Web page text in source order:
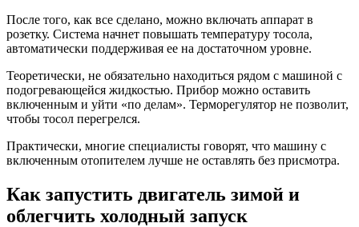
После того, как все сделано, можно включать аппарат в
розетку. Система начнет повышать температуру тосола,
автоматически поддерживая ее на достаточном уровне.
Теоретически, не обязательно находиться рядом с машиной с
подогревающейся жидкостью. Прибор можно оставить
включенным и уйти «по делам». Терморегулятор не позволит,
чтобы тосол перегрелся.
Практически, многие специалисты говорят, что машину с
включенным отопителем лучше не оставлять без присмотра.
Как запустить двигатель зимой и
облегчить холодный запуск